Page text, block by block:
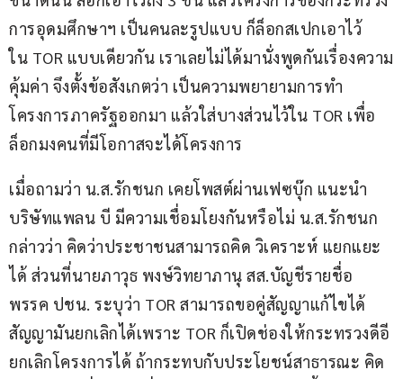
การอุดมศึกษาฯ เป็นคนละรูปแบบ ก็ล็อกสเปกเอาไว้
ใน TOR แบบเดียวกัน เราเลยไม่ได้มานั่งพูดกันเรื่องความ
คุ้มค่า จึงตั้งข้อสังเกตว่า เป็นความพยายามการทำ
โครงการภาครัฐออกมา แล้วใส่บางส่วนไว้ใน TOR เพื่อ
ล็อกมงคนที่มีโอกาสจะได้โครงการ
เมื่อถามว่า น.ส.รักชนก เคยโพสต์ผ่านเฟซบุ๊ก แนะนำ
บริษัทแพลน บี มีความเชื่อมโยงกันหรือไม่ น.ส.รักชนก
กล่าวว่า คิดว่าประชาชนสามารถคิด วิเคราะห์ แยกแยะ
ได้ ส่วนที่นายภาวุธ พงษ์วิทยาภานุ สส.บัญชีรายชื่อ
พรรค ปชน. ระบุว่า TOR สามารถขอคู่สัญญาแก้ไขได้
สัญญามันยกเลิกได้เพราะ TOR ก็เปิดช่องให้กระทรวงดีอี
ยกเลิกโครงการได้ ถ้ากระทบกับประโยชน์สาธารณะ คิด